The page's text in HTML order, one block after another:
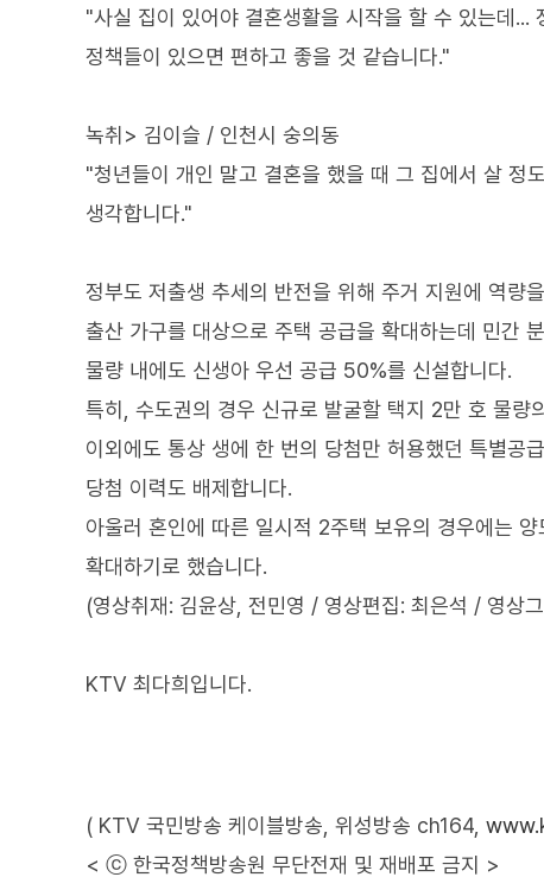
"사실 집이 있어야 결혼생활을 시작을 할 수 있는데
정책들이 있으면 편하고 좋을 것 같습니다."
녹취> 김이슬 / 인천시 숭의동
"청년들이 개인 말고 결혼을 했을 때 그 집에서 살 정
생각합니다."
정부도 저출생 추세의 반전을 위해 주거 지원에 역량
출산 가구를 대상으로 주택 공급을 확대하는데 민간
물량 내에도 신생아 우선 공급 50%를 신설합니다.
특히, 수도권의 경우 신규로 발굴할 택지 2만 호 물량
이외에도 통상 생에 한 번의 당첨만 허용했던 특별공
당첨 이력도 배제합니다.
아울러 혼인에 따른 일시적 2주택 보유의 경우에는
확대하기로 했습니다.
(영상취재: 김윤상, 전민영 / 영상편집: 최은석 / 영상
KTV 최다희입니다.
( KTV 국민방송 케이블방송, 위성방송 ch164,
< ⓒ 한국정책방송원 무단전재 및 재배포 금지 >